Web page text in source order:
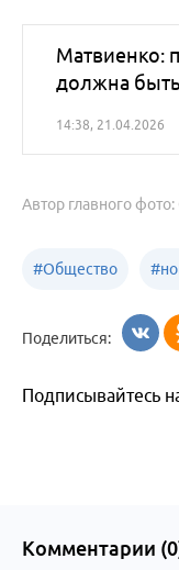
Матвиенко:
должна
14:38, 21.04.2026
Автор главного
#Общество #
Поделиться:
Подписывайтесь
Комментарии (0